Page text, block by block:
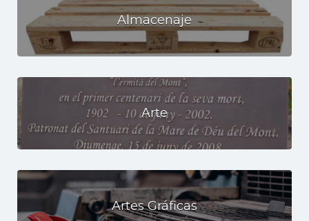
Almacenaje
Arte
Artes Gráficas